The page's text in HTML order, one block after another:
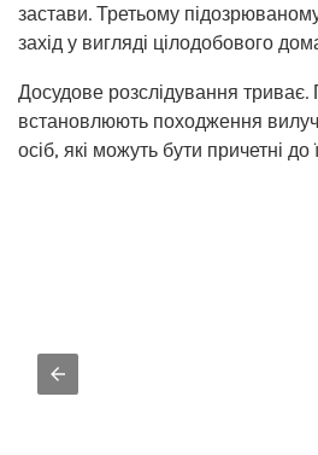
застави. Третьому
захід у вигляді цілодобового
Досудове розслідування
встановлюють походження
осіб, які можуть бути причетні до